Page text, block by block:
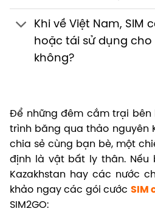
Khi về Việt Nam, SIM
hoặc tái sử dụng cho
không?
Để những đêm cắm trại bên
trình băng qua thảo nguyên
chia sẻ cùng bạn bè, một
định là vật bất ly thân. Nếu
Kazakhstan hay các nước
khảo ngay các gói cước SIM
SIM2GO: